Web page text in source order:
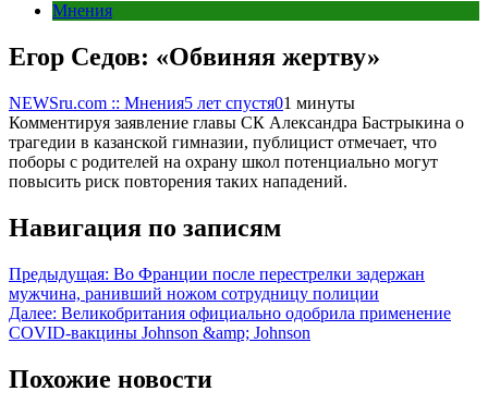
Мнения
Егор Седов: «Обвиняя жертву»
NEWSru.com :: Мнения5 лет спустя01 минуты
Комментируя заявление главы СК Александра Бастрыкина о
трагедии в казанской гимназии, публицист отмечает, что
поборы с родителей на охрану школ потенциально могут
повысить риск повторения таких нападений.
Навигация по записям
Предыдущая: Во Франции после перестрелки задержан
мужчина, ранивший ножом сотрудницу полиции
Далее: Великобритания официально одобрила применение
COVID-вакцины Johnson &amp; Johnson
Похожие новости